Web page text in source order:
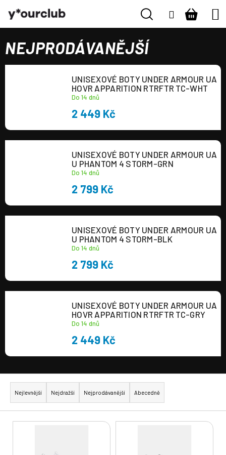
obsah
HledatPřihlášení
Nákupní
Naše kluby
Vše pro fanoušky
Boty
+420 224 250 000
(Po-Pá 9:00 - 16:00 hod.)
NEJPRODÁVANĚJŠÍ
UNISEXOVÉ BOTY UNDER ARMOUR UA
HOVR APPARITION RTRFTR TC-WHT
Do 14 dnů
2 449 Kč
UNISEXOVÉ BOTY UNDER ARMOUR UA
U PHANTOM 4 STORM-GRN
Do 14 dnů
2 799 Kč
UNISEXOVÉ BOTY UNDER ARMOUR UA
U PHANTOM 4 STORM-BLK
Do 14 dnů
2 799 Kč
UNISEXOVÉ BOTY UNDER ARMOUR UA
HOVR APPARITION RTRFTR TC-GRY
Do 14 dnů
2 449 Kč
Ř
a
z
e
Nejlevnější Nejdražší Nejprodávanější Abecedně
V
š
k C
o
e
e
t
?
HLEDAT